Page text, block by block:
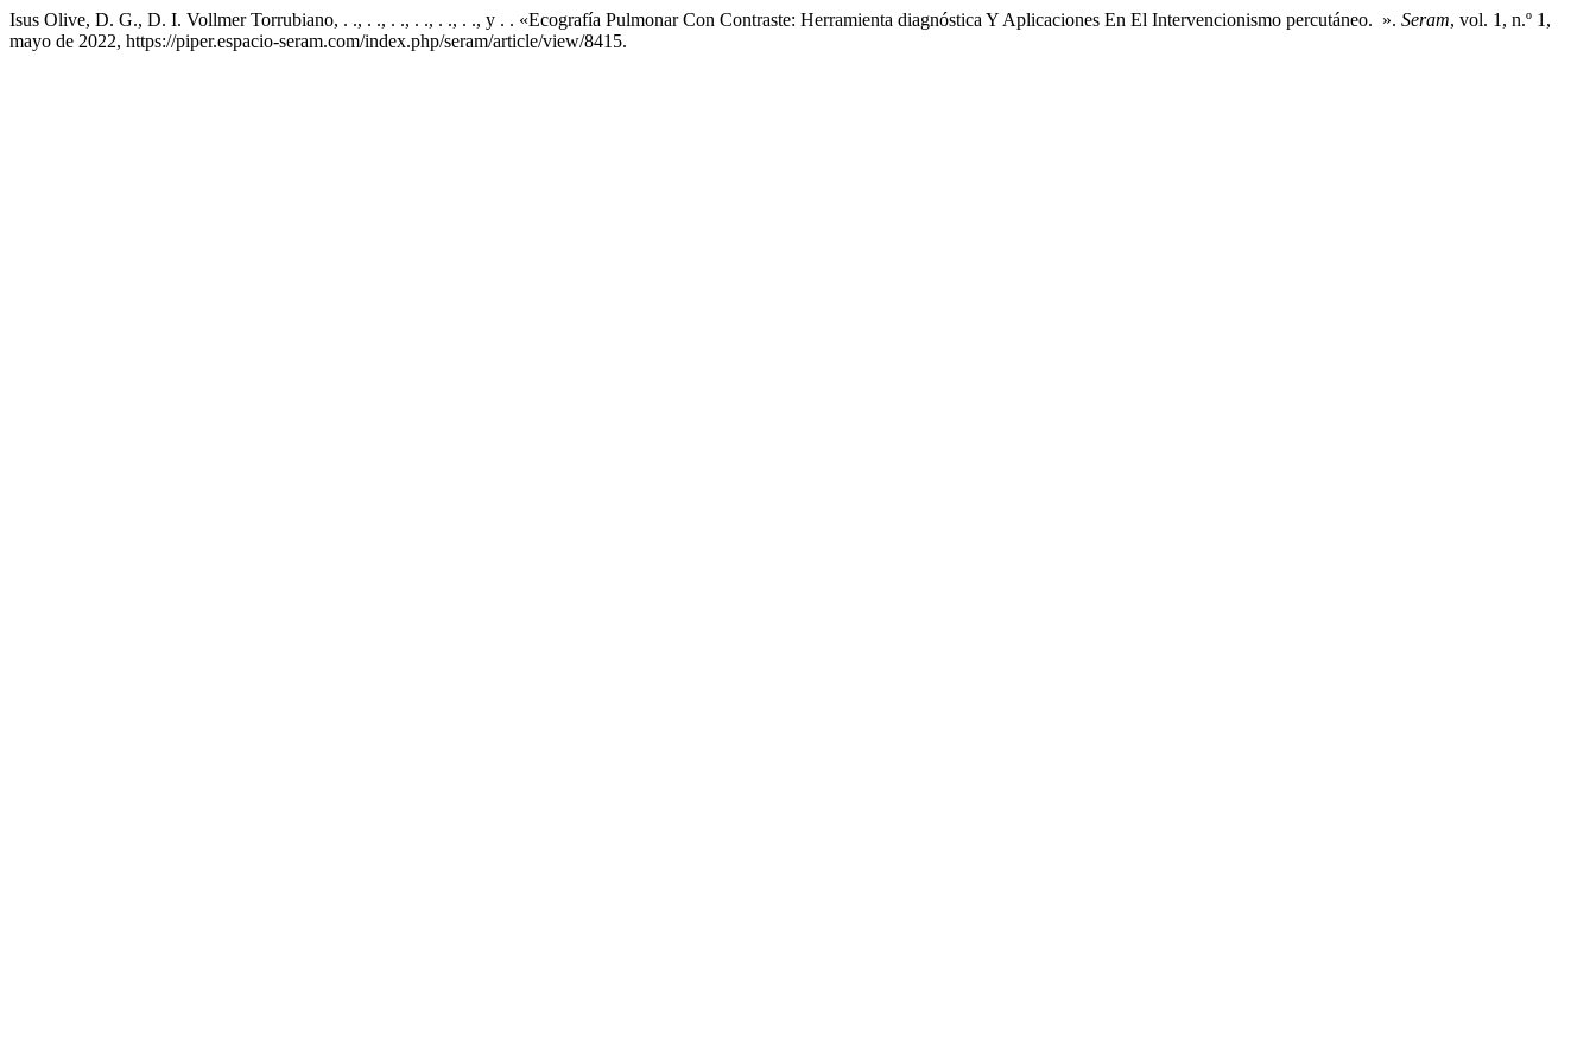
Isus Olive, D. G., D. I. Vollmer Torrubiano, . ., . ., . ., . ., . ., . ., y . . «Ecografía Pulmonar Con Contraste: Herramienta diagnóstica Y Aplicaciones En El Intervencionismo percutáneo. ». Seram, vol. 1, n.º 1,
mayo de 2022, https://piper.espacio-seram.com/index.php/seram/article/view/8415.